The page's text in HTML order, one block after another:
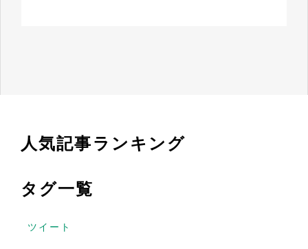
人気記事ランキング
タグ一覧
ツイート